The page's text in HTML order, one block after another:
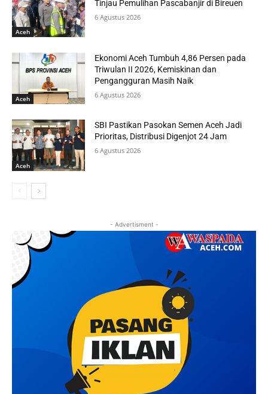
Aceh
Tinjau Pemulihan Pascabanjir di Bireuen
6 Agustus 2026
Aceh
Ekonomi Aceh Tumbuh 4,86 Persen pada
Triwulan II 2026, Kemiskinan dan
Pengangguran Masih Naik
6 Agustus 2026
Aceh
SBI Pastikan Pasokan Semen Aceh Jadi
Prioritas, Distribusi Digenjot 24 Jam
6 Agustus 2026
- Advertisment -